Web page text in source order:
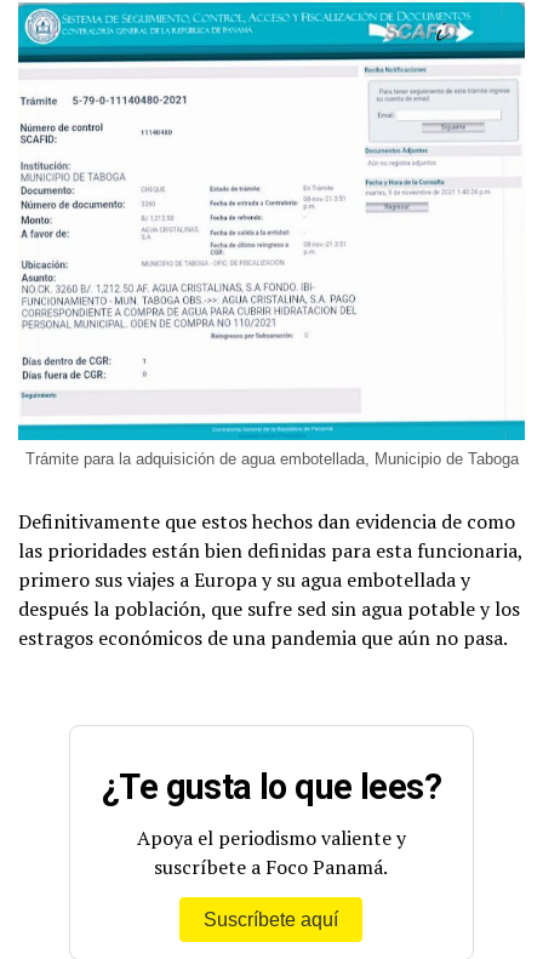
Trámite para la adquisición de agua embotellada, Municipio de Taboga
Definitivamente que estos hechos dan evidencia de como
las prioridades están bien definidas para esta funcionaria,
primero sus viajes a Europa y su agua embotellada y
después la población, que sufre sed sin agua potable y los
estragos económicos de una pandemia que aún no pasa.
¿Te gusta lo que lees?
Apoya el periodismo valiente y
suscríbete a Foco Panamá.
Suscríbete aquí